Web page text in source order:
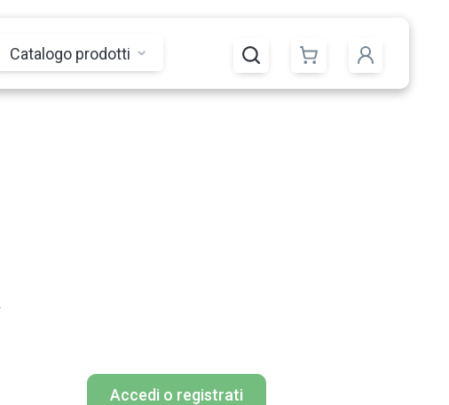
Catalogo prodotti
Accedi o registrati